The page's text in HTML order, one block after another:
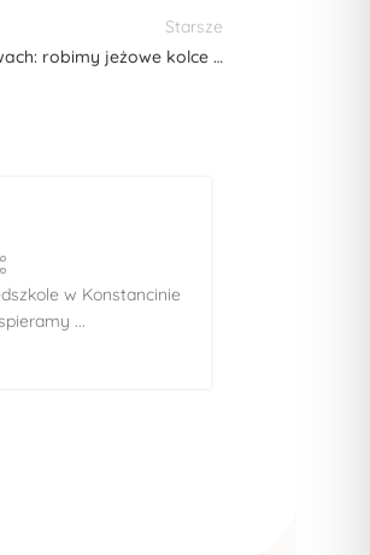
Starsze
robimy jeżowe kolce …
w Konstancinie
...